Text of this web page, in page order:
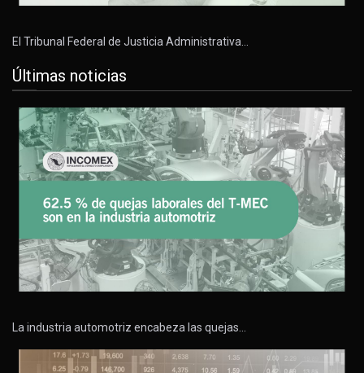
El Tribunal Federal de Justicia Administrativa…
Últimas noticias
La industria automotriz encabeza las quejas…